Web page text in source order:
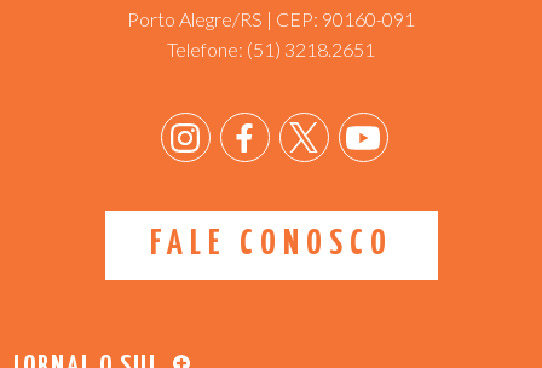
Porto Alegre/RS | CEP: 90160-091
Telefone: (51) 3218.2651
FALE CONOSCO